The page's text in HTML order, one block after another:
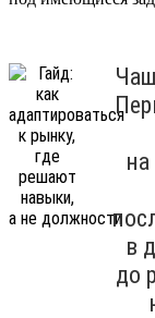
в
до